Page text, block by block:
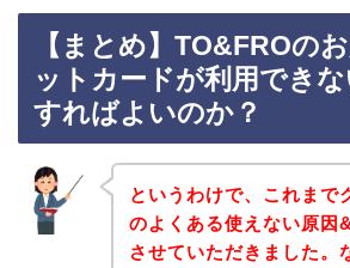
【まとめ】TO&FROの
ットカードが利用でき
すればよいのか？
というわけで、これまで
のよくある使えない原因
させていただきました。